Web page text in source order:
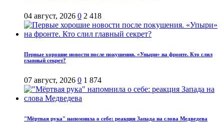
04 август, 2026 0 2 418
Первые хорошие новости после покушения. «Упыри» на фронте. Кто слил
главный секрет?
07 август, 2026 0 1 874
"Мёртвая рука" напомнила о себе: реакция Запада на слова Медведева